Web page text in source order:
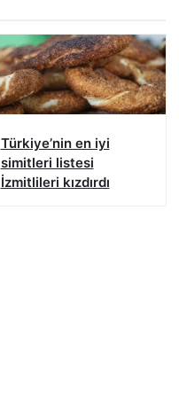
Türkiye’nin en iyi
simitleri listesi
İzmitlileri kızdırdı